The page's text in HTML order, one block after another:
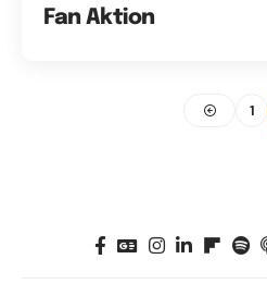
Fan Aktion
1